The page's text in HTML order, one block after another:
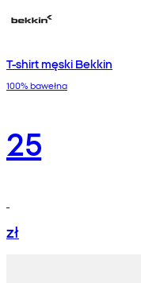
T-shirt męski Bekkin
100% bawełna
25
zł